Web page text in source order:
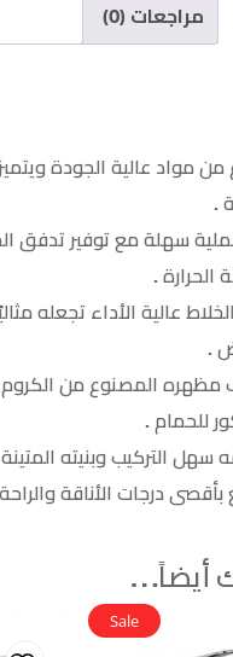
مراجعات (0)
مواد عالية الجودة
.
سهلة مع توفير تدفق
الحرارة .
عالية الأداء تجعله
.
المصنوع من الكروم
للحمام .
سهل التركيب وبنيته
بأقصى درجات الأناقة
أيضاً…
Sale